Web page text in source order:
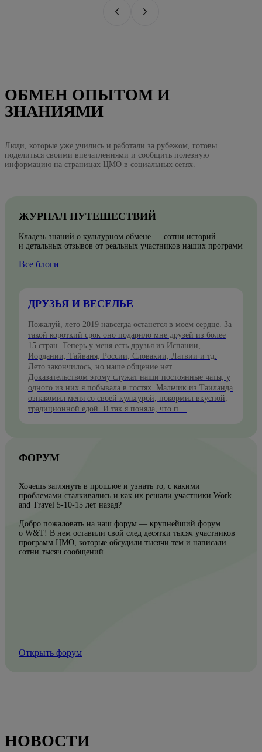
ОБМЕН ОПЫТОМ И
ЗНАНИЯМИ
Люди, которые уже учились и работали за рубежом, готовы
поделиться своими впечатлениями и сообщить полезную
информацию на страницах ЦМО в социальных сетях.
ЖУРНАЛ ПУТЕШЕСТВИЙ
Кладезь знаний о культурном обмене — сотни историй
и детальных отзывов от реальных участников наших программ
Все блоги
ДРУЗЬЯ И ВЕСЕЛЬЕ
Пожалуй, лето 2019 навсегда останется в моем сердце. За
такой короткий срок оно подарило мне друзей из более
15 стран. Теперь у меня есть друзья из Испании,
Иордании, Тайваня, России, Словакии, Латвии и тд.
Лето закончилось, но наше общение нет.
Доказательством этому служат наши постоянные чаты, у
одного из них я побывала в гостях. Мальчик из Таиланда
ознакомил меня со своей культурой, покормил вкусной,
традиционной едой. И так я поняла, что п…
ФОРУМ
Хочешь заглянуть в прошлое и узнать то, с какими
проблемами сталкивались и как их решали участники Work
and Travel 5-10-15 лет назад?
Добро пожаловать на наш форум — крупнейший форум
о W&T! В нем оставили свой след десятки тысяч участников
программ ЦМО, которые обсудили тысячи тем и написали
сотни тысяч сообщений.
Открыть форум
НОВОСТИ